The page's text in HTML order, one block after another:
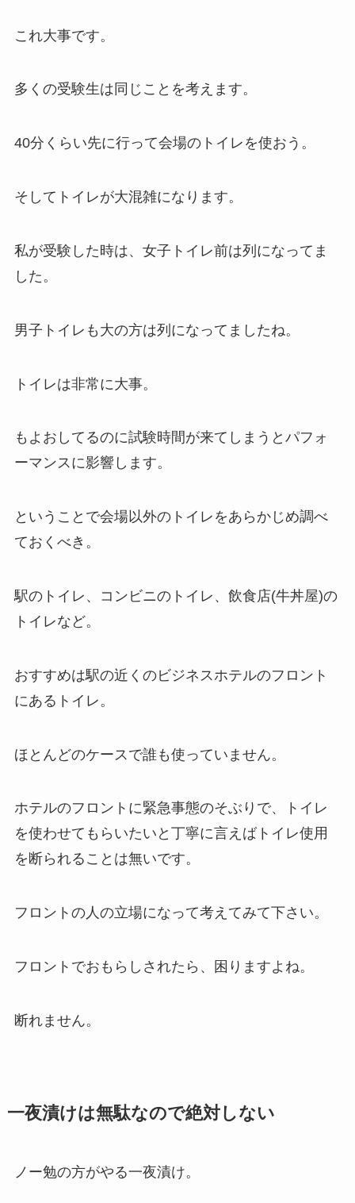
これ大事です。
多くの受験生は同じことを考えます。
40分くらい先に行って会場のトイレを使おう。
そしてトイレが大混雑になります。
私が受験した時は、女子トイレ前は列になってま
した。
男子トイレも大の方は列になってましたね。
トイレは非常に大事。
もよおしてるのに試験時間が来てしまうとパフォ
ーマンスに影響します。
ということで会場以外のトイレをあらかじめ調べ
ておくべき。
駅のトイレ、コンビニのトイレ、飲食店(牛丼屋)の
トイレなど。
おすすめは駅の近くのビジネスホテルのフロント
にあるトイレ。
ほとんどのケースで誰も使っていません。
ホテルのフロントに緊急事態のそぶりで、トイレ
を使わせてもらいたいと丁寧に言えばトイレ使用
を断られることは無いです。
フロントの人の立場になって考えてみて下さい。
フロントでおもらしされたら、困りますよね。
断れません。
一夜漬けは無駄なので絶対しない
ノー勉の方がやる一夜漬け。